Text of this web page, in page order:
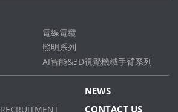
電線電纜
照明系列
AI智能&3D視覺機械手臂系列
RECRUITMENT
NEWS
CONTACT US